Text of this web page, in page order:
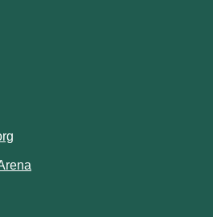
till annan webbplats.